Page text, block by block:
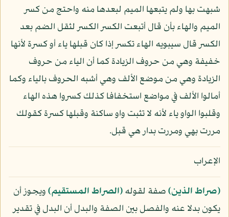
شبهت بها ولم يتبعها الميم لبعدها منه واحتج من كسر
الميم والهاء بأن قال أتبعت الكسر الكسر لثقل الضم بعد
الكسر قال سيبويه الهاء تكسر إذا كان قبلها ياء أو كسرة لأنها
خفيفة وهي من حروف الزيادة كما أن الياء من حروف
الزيادة وهي من موضع الألف وهي أشبه الحروف بالياء وكما
أمالوا الألف في مواضع استخفافا كذلك كسروا هذه الهاء
وقلبوا الواو ياء لأنه لا تثبت واو ساكنة وقبلها كسرة كقولك
مررت بهي ومررت بدار هي قبل.
الإعراب
﴿صراط الذين﴾صفة لقوله﴿الصراط المستقيم﴾ويجوز أن
يكون بدلا عنه والفصل بين الصفة والبدل أن البدل في تقدير